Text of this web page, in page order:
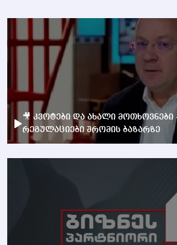
🎥 კვოტები და ახალი
რეგულაციები შრომის ბაზარზე